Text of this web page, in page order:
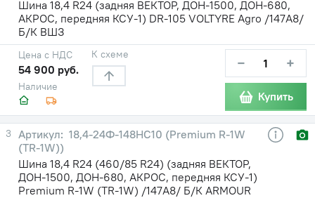
Шина 18,4 R24 (задняя ВЕКТОР, ДОН-1500, ДОН-680,
АКРОС, передняя КСУ-1) DR-105 VOLTYRE Agro /147А8/
Б/К ВШЗ
Наличие
Цена с НДС
54 900 руб.
К схеме − +
Купить
3
18,4-24Ф-148НС10 (Premium R-1W
(TR-1W))
Шина 18,4 R24 (460/85 R24) (задняя ВЕКТОР,
ДОН-1500, ДОН-680, АКРОС, передняя КСУ-1)
Premium R-1W (TR-1W) /147А8/ Б/К ARMOUR